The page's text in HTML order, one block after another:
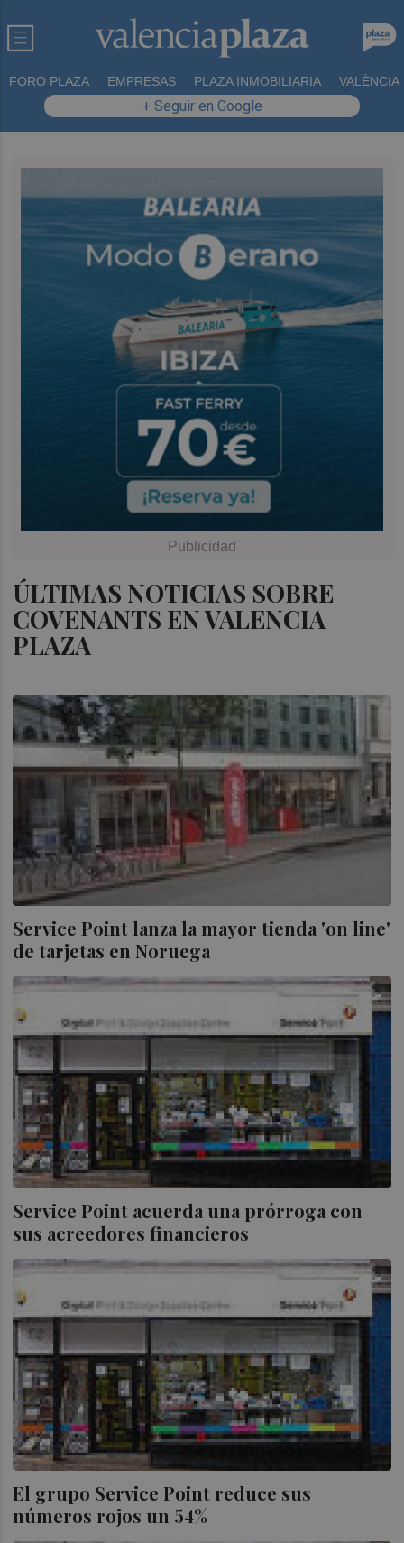
FORO PLAZA EMPRESAS PLAZA INMOBILIARIA VALÈNCIA
+ Seguir en Google
ÚLTIMAS NOTICIAS SOBRE
COVENANTS EN VALENCIA
PLAZA
Service Point lanza la mayor tienda 'on line'
de tarjetas en Noruega
Service Point acuerda una prórroga con
sus acreedores financieros
El grupo Service Point reduce sus
números rojos un 54%